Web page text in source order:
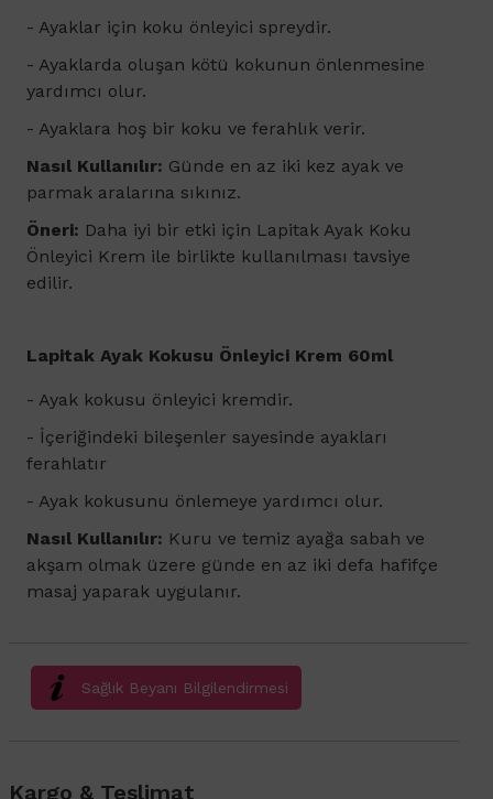
- Ayaklar için koku önleyici spreydir.
- Ayaklarda oluşan kötü kokunun önlenmesine
yardımcı olur.
- Ayaklara hoş bir koku ve ferahlık verir.
Nasıl Kullanılır: Günde en az iki kez ayak ve
parmak aralarına sıkınız.
Öneri: Daha iyi bir etki için Lapitak Ayak Koku
Önleyici Krem ile birlikte kullanılması tavsiye
edilir.
Lapitak Ayak Kokusu Önleyici Krem 60ml
- Ayak kokusu önleyici kremdir.
- İçeriğindeki bileşenler sayesinde ayakları
ferahlatır
- Ayak kokusunu önlemeye yardımcı olur.
Nasıl Kullanılır: Kuru ve temiz ayağa sabah ve
akşam olmak üzere günde en az iki defa hafifçe
masaj yaparak uygulanır.
Sağlık Beyanı Bilgilendirmesi
Kargo & Teslimat